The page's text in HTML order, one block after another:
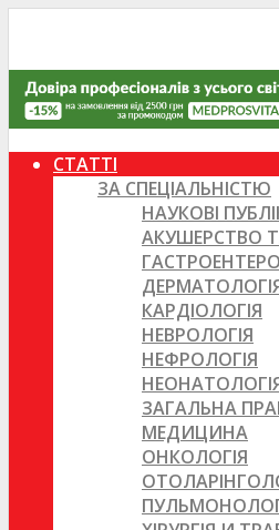
СТАТТІ
ЗА СПЕЦІАЛЬНІСТЮ
НАУКОВІ
АКУШЕРСТВО
КАРДІОЛОГІЯ
НЕВРОЛОГІЯ
НЕФРОЛОГІЯ
ЗАГАЛЬНА
МЕДИЦИНА
ОНКОЛОГІЯ